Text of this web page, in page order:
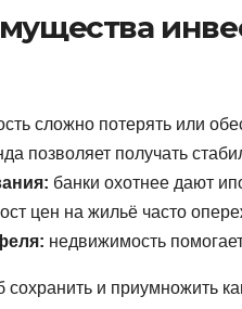
сложно потерять или
позволяет получать
банки охотнее дают
цен на жильё часто
недвижимость
сохранить и приумножить